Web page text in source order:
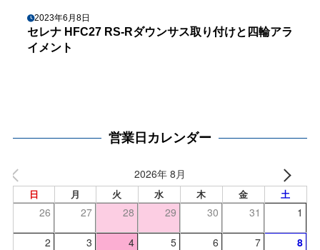
2023年6月8日
セレナ HFC27 RS-Rダウンサス取り付けと四輪アラ
イメント
営業日カレンダー
2026年 8月
日 月 火 水 木 金 土
26 27 28 29 30 31 1
2 3 4 5 6 7 8